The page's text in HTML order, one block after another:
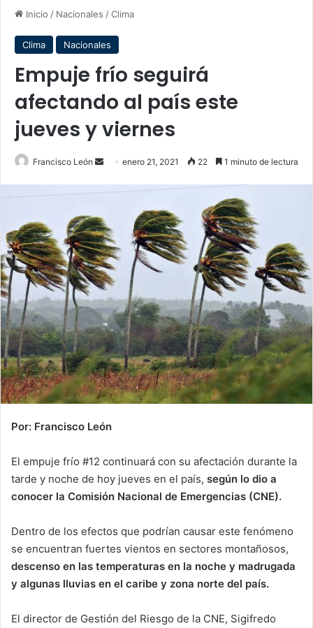
Inicio / Nacionales /Clima
Clima Nacionales
Empuje frío seguirá
afectando al país este
jueves y viernes
Francisco León
Sendenero 21, 2021 22 1 minuto de lectura
Por: Francisco León
El empuje frío #12 continuará con su afectación durante la
tarde y noche de hoy jueves en el país, según lo dio a
conocer la Comisión Nacional de Emergencias (CNE).
Dentro de los efectos que podrían causar este fenómeno
se encuentran fuertes vientos en sectores montañosos,
descenso en las temperaturas en la noche y madrugada
y algunas lluvias en el caribe y zona norte del país.
El director de Gestión del Riesgo de la CNE, Sigifredo